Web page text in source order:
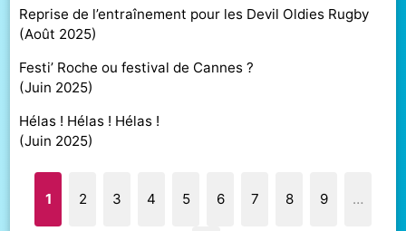
Reprise de l’entraînement pour les Devil Oldies Rugby
(Août 2025)
Festi’ Roche ou festival de Cannes ?
(Juin 2025)
Hélas ! Hélas ! Hélas !
(Juin 2025)
1 2 3 4 5 6 7 8 9 …